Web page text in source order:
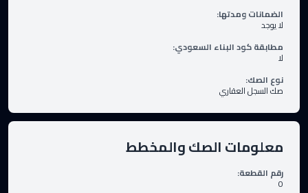
الضمانات ومدتها:
لا يوجد
مطابقة كود البناء السعودي:
لا
نوع الصك:
صك السجل العقاري
معلومات الصك والمخطط
رقم القطعة:
0